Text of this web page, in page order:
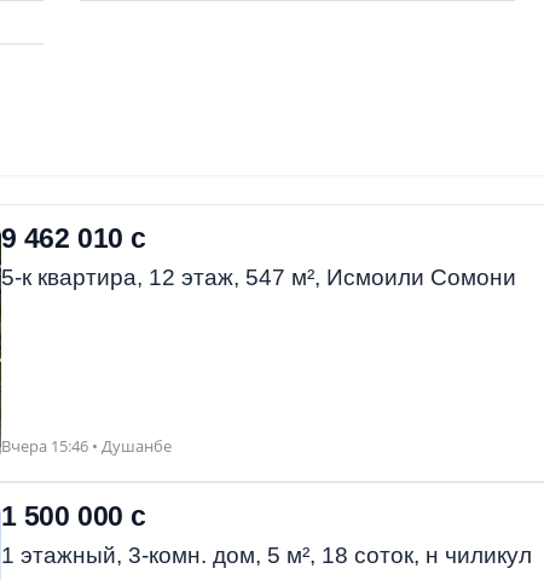
9 462 010 с
5-к квартира, 12 этаж, 547 м², Исмоили Сомони
Вчера 15:46 • Душанбе
1 500 000 с
1 этажный, 3-комн. дом, 5 м², 18 соток, н чиликул